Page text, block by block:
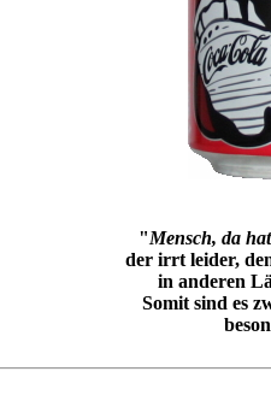
"Mensch, da
der irrt leider,
in anderen
Somit sind es